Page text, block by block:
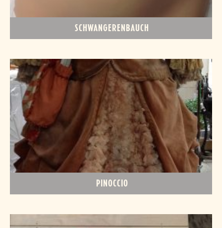
SCHWANGERENBAUCH
PINOCCIO